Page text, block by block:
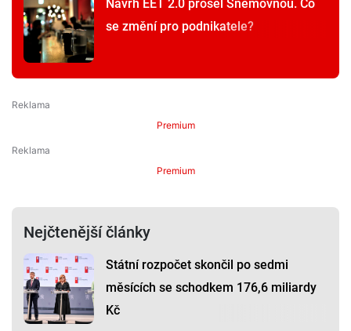
Návrh EET 2.0 prošel Sněmovnou. Co
se změní pro podnikatele?
Premium
Premium
Nejčtenější články
Státní rozpočet skončil po sedmi
měsících se schodkem 176,6 miliardy
Kč